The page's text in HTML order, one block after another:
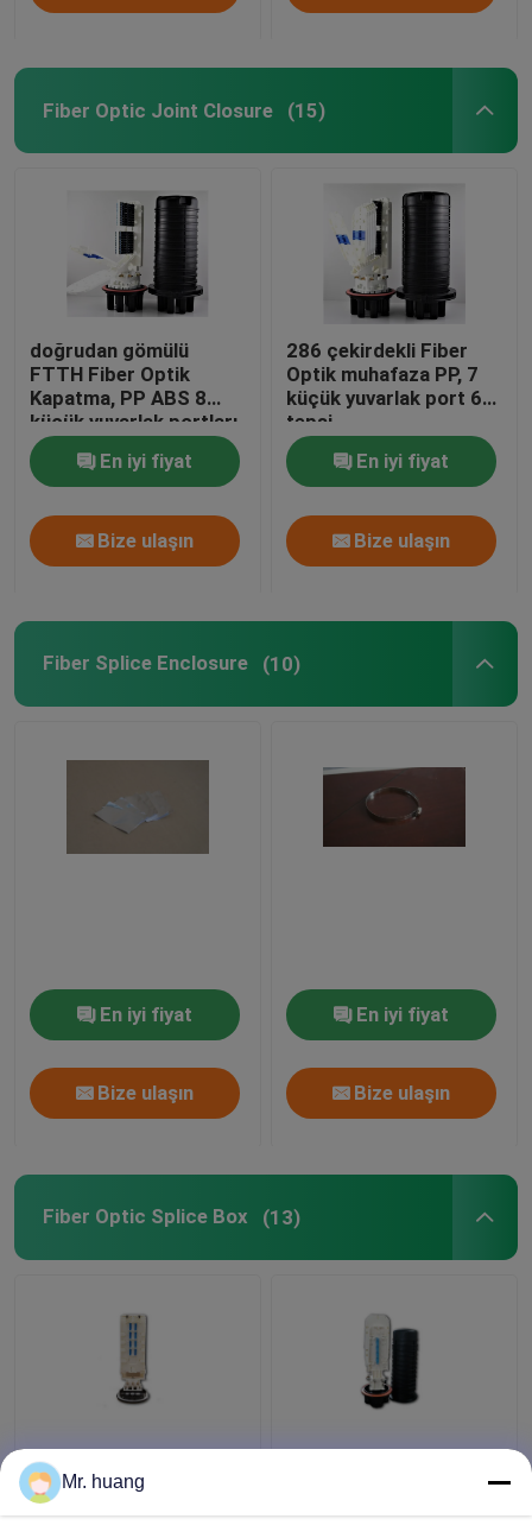
Fiber Optic Joint Closure (15)
doğrudan gömülü
FTTH Fiber Optik
Kapatma, PP ABS 8
küçük yuvarlak portları
1big yuvarlak 64sc
En iyi fiyat
Bize ulaşın
286 çekirdekli Fiber
Optik muhafaza PP, 7
küçük yuvarlak port 6
tepsi
En iyi fiyat
Bize ulaşın
Fiber Splice Enclosure (10)
En iyi fiyat
Bize ulaşın
En iyi fiyat
Bize ulaşın
Fiber Optic Splice Box (13)
180 core sealing big
Fiber Optic Splice Box ,
540mmx150mm large
Mr. huang